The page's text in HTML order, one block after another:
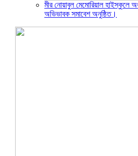
মীর নোয়াবুল মেমোরিয়াল হাইস্কুলে
অভিভাবক সমাবেশ অনুষ্ঠিত।